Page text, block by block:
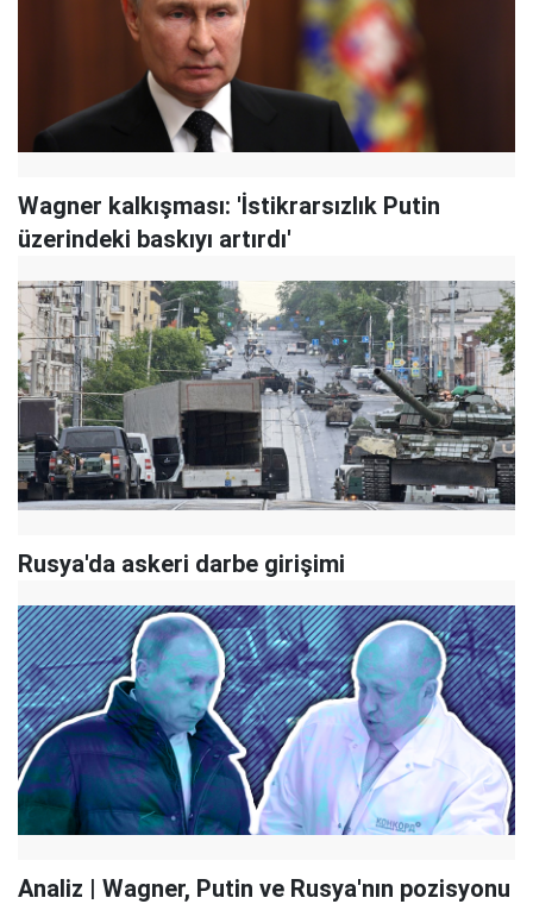
Wagner kalkışması: 'İstikrarsızlık Putin
üzerindeki baskıyı artırdı'
Rusya'da askeri darbe girişimi
Analiz | Wagner, Putin ve Rusya'nın pozisyonu